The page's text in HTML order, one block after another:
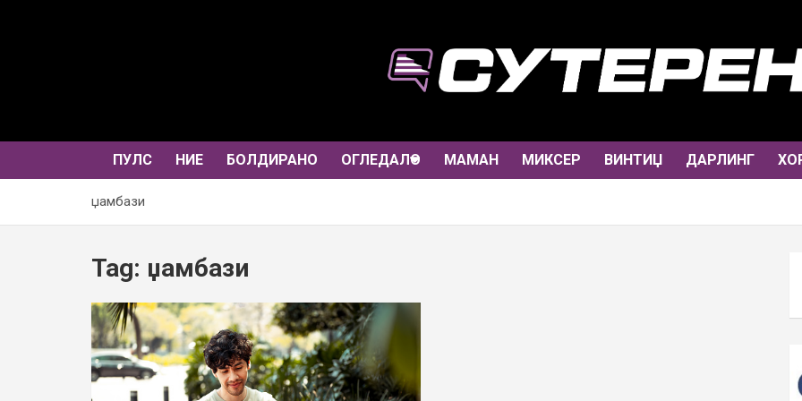
ПУЛС НИЕ БОЛДИРАНО ОГЛЕДАЛО МАМАН МИКСЕР ВИНТИЏ ДАРЛИНГ
џамбази
Tag: џамбази